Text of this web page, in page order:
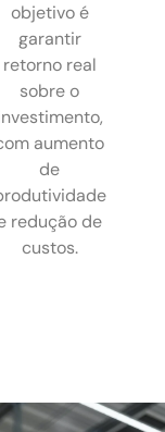
objetivo é
garantir
retorno real
sobre o
aumento
de
redução de
custos.